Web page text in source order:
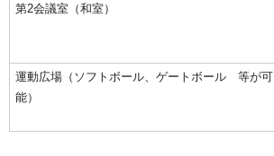
第2会議室（和室）
運動広場（ソフトボール、ゲートボール 等が可
能）